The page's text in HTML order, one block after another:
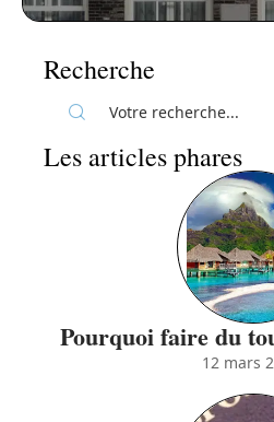
Recherche
Les articles phares
Pourquoi faire du
12 mars